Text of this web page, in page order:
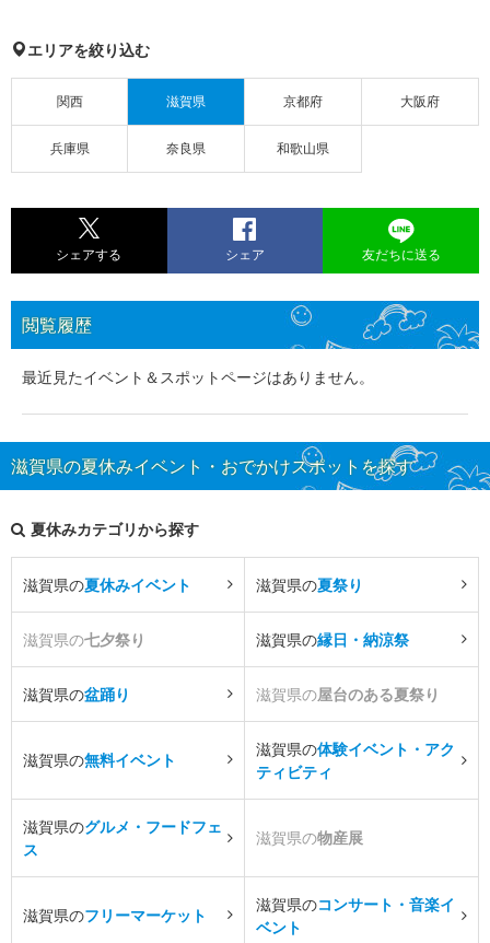
エリアを絞り込む
関西 滋賀県 京都府 大阪府
兵庫県 奈良県 和歌山県
シェアする シェア 友だちに送る
閲覧履歴
最近見たイベント＆スポットページはありません。
滋賀県の夏休みイベント・おでかけスポットを探す
夏休みカテゴリから探す
滋賀県の夏休みイベント 滋賀県の夏祭り
滋賀県の七夕祭り 滋賀県の縁日・納涼祭
滋賀県の盆踊り 滋賀県の屋台のある夏祭り
滋賀県の無料イベント
滋賀県の体験イベント・アク
ティビティ
滋賀県のグルメ・フードフェ
ス
滋賀県の物産展
滋賀県のフリーマーケット
滋賀県のコンサート・音楽イ
ベント